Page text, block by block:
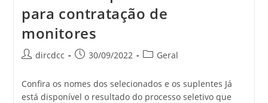
para contratação de
monitores
dircdcc 30/09/2022 Geral
Confira os nomes dos selecionados e os suplentes Já
está disponível o resultado do processo seletivo que